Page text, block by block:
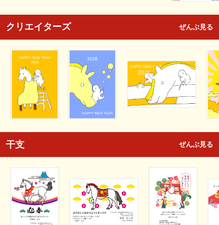
クリエイターズ ぜんぶ見る
干支 ぜんぶ見る